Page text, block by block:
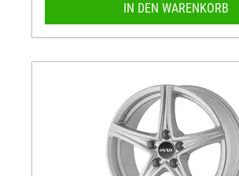
IN DEN WARENKORB